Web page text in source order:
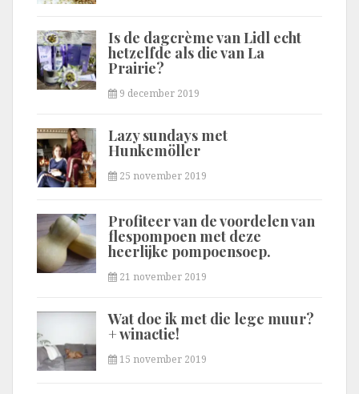
Is de dagcrème van Lidl echt
hetzelfde als die van La
Prairie?
9 december 2019
Lazy sundays met
Hunkemöller
25 november 2019
Profiteer van de voordelen van
flespompoen met deze
heerlijke pompoensoep.
21 november 2019
Wat doe ik met die lege muur?
+ winactie!
15 november 2019